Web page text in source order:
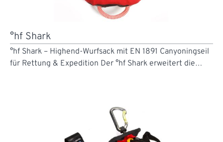
°hf Shark
°hf Shark – Highend-Wurfsack mit EN 1891 Canyoningseil
für Rettung & Expedition Der °hf Shark erweitert die…